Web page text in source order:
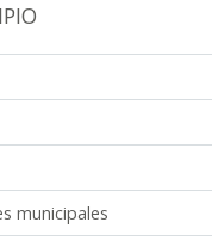
municipales